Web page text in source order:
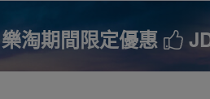
樂淘期間限定優惠